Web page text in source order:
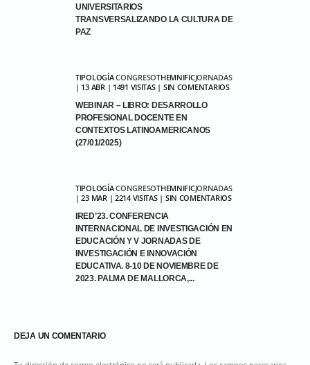
UNIVERSITARIOS
TRANSVERSALIZANDO LA CULTURA DE
PAZ
TIPOLOGÍACONGRESOTHEMNIFICJORNADAS
| 13 ABR | 1491 VISITAS | SIN COMENTARIOS
WEBINAR – LIBRO: DESARROLLO
PROFESIONAL DOCENTE EN
CONTEXTOS LATINOAMERICANOS
(27/01/2025)
TIPOLOGÍACONGRESOTHEMNIFICJORNADAS
| 23 MAR | 2214 VISITAS | SIN COMENTARIOS
IRED’23. CONFERENCIA
INTERNACIONAL DE INVESTIGACIÓN EN
EDUCACIÓN Y V JORNADAS DE
INVESTIGACIÓN E INNOVACIÓN
EDUCATIVA. 8-10 DE NOVIEMBRE DE
2023. PALMA DE MALLORCA,...
DEJA UN COMENTARIO